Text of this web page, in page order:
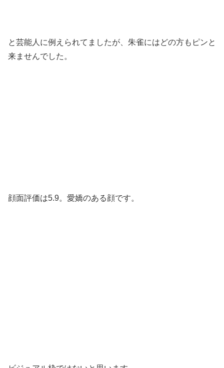
と芸能人に例えられてましたが、朱雀にはどの方もピンと
来ませんでした。
顔面評価は5.9。愛嬌のある顔です。